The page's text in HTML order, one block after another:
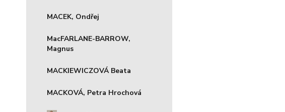
MACEK, Ondřej
MacFARLANE-BARROW,
Magnus
MACKIEWICZOVÁ Beata
MACKOVÁ, Petra Hrochová